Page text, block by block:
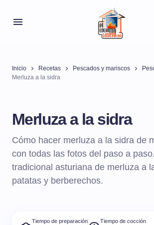
Inicio Recetas Pescados y mariscos
Merluza a la sidra
Merluza a la sidra
Cómo hacer merluza a la sidra de
con todas las fotos del paso a
tradicional asturiana de merluza a
patatas y berberechos.
Tiempo de preparación Tiempo de cocción